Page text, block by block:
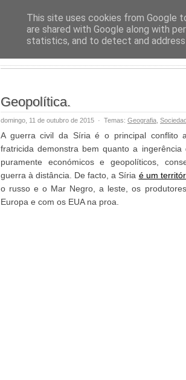
Geopolítica.
domingo, 11 de outubro de 2015 · Temas: Geografia
A guerra civil da Síria é o principal conflito
fratricida demonstra bem quanto a
puramente económicos e geopolíticos,
guerra à distância. De facto, a Síria é um
o russo e o Mar Negro, a leste, os
Europa e com os EUA na proa.
This site uses cookies from Google
are shared with Google along with
statistics, and to detect and address